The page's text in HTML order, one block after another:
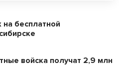
бесплатной
войска получат 2,9 млн